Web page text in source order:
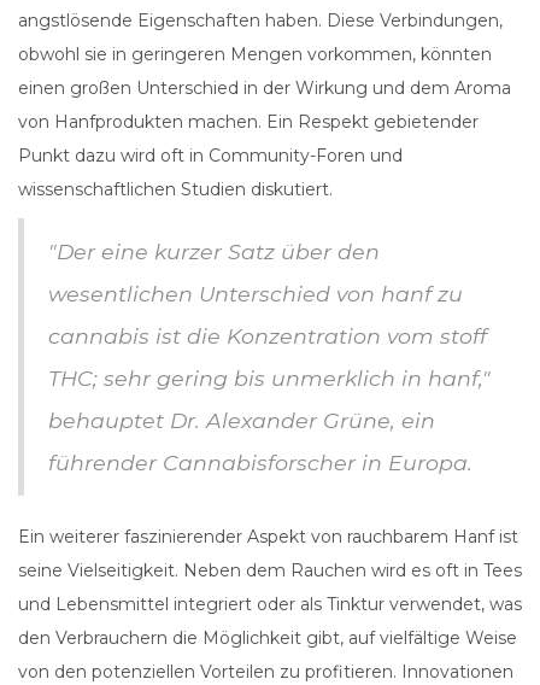
angstlösende Eigenschaften haben. Diese Verbindungen,
obwohl sie in geringeren Mengen vorkommen, könnten
einen großen Unterschied in der Wirkung und dem Aroma
von Hanfprodukten machen. Ein Respekt gebietender
Punkt dazu wird oft in Community-Foren und
wissenschaftlichen Studien diskutiert.
"Der eine kurzer Satz über den
wesentlichen Unterschied von hanf zu
cannabis ist die Konzentration vom stoff
THC; sehr gering bis unmerklich in hanf,"
behauptet Dr. Alexander Grüne, ein
führender Cannabisforscher in Europa.
Ein weiterer faszinierender Aspekt von rauchbarem Hanf ist
seine Vielseitigkeit. Neben dem Rauchen wird es oft in Tees
und Lebensmittel integriert oder als Tinktur verwendet, was
den Verbrauchern die Möglichkeit gibt, auf vielfältige Weise
von den potenziellen Vorteilen zu profitieren. Innovationen